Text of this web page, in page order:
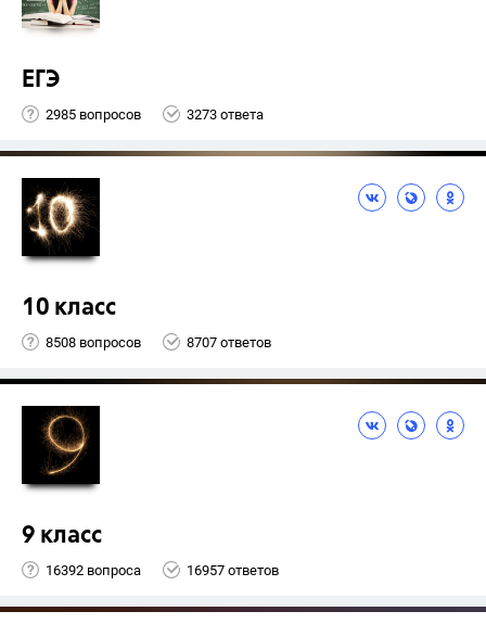
ЕГЭ
2985 вопросов 3273 ответа
10 класс
8508 вопросов 8707 ответов
9 класс
16392 вопроса 16957 ответов